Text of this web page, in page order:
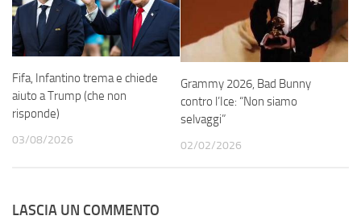
Fifa, Infantino trema e chiede
aiuto a Trump (che non
risponde)
03/08/2026
Grammy 2026, Bad Bunny
contro l’Ice: “Non siamo
selvaggi”
02/02/2026
LASCIA UN COMMENTO